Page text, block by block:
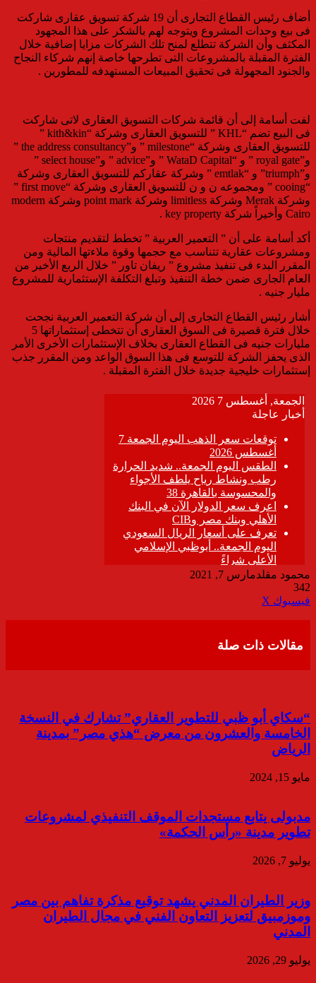
أضاف رئيس القطاع التجارى أن 19 شركة تسويق عقارى شاركت
فى بيع وحدات المشروع ويتوجه لهم بالشكر على هذا المجهود
المكثف وأن الشركة تتطلع لمنح تلك الشركات مزايا إضافية خلال
الفترة المقبلة بالمشروعات التى تطرحها خاصة إنهم شركاء النجاح
والجنود المجهولة فى تحقيق المبيعات المستهدفه للمطورين .
لفت أسامة إلى أن قائمة شركات التسويق العقارى لاتى شاركت
فى البيع تضم “KHL ” للتسويق العقارى وشركة “kith&kin ”
للتسويق العقارى وشركة “milestone ” و”the address consultancy ”
و”royal gate ” و “WataD Capital ” و”advice ” و”select house ”
و”triumph” و “emtlak ” وشركة عقاركم للتسويق العقارى وشركة
“cooing ” ومجموعه ن و ن للتسويق العقارى وشركة “first move ”
وشركة Merak وشركة limitless وشركة point mark وشركة modern
Cairo وأخيراً شركة key property .
أكد أسامة على أن ” التعمير العربية ” تخطط لتقديم منتجات
ومشروعات عقارية تتناسب مع حجمها وقوة ملاءتها المالية ومن
المقرر البدء فى تنفيذ مشروع ” ريفان تاور ” خلال الربع الأخير من
العام الجارى ضمن خطة التنفيذ وتبلغ التكلفة الإستثمارية للمشروع
مليار جنيه .
أشار رئيس القطاع التجارى إلى أن شركة التعمير العربية نجحت
خلال فترة قصيرة فى السوق العقارى أن تتخطى إستثماراتها 5
مليارات جنيه فى القطاع العقارى بخلاف الإستثمارات الأخرى الأمر
الذى يحفز الشركة للتوسع فى هذا السوق الواعد ومن المقرر جذب
إستثمارات خليجية جديدة خلال الفترة المقبلة .
محمود مقلدمارس 7, 2021
342
فيسبوك ‫X
مقالات ذات صلة
“سكاي أبو ظبي للتطوير العقاري” تشارك في النسخة
الخامسة والعشرون من معرض “هذي مصر” بمدينة
الرياض
مايو 15, 2024
مدبولى يتابع مستجدات الموقف التنفيذي لمشروعات
تطوير مدينة «رأس الحكمة»
يوليو 7, 2026
وزير الطيران المدني يشهد توقيع مذكرة تفاهم بين مصر
وموزمبيق لتعزيز التعاون الفني في مجال الطيران
المدني
يوليو 29, 2026